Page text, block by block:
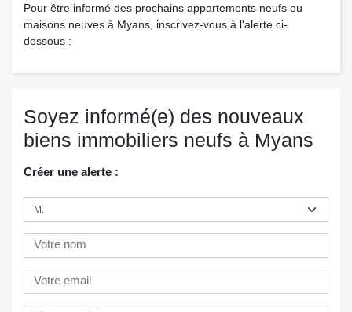
Pour être informé des prochains appartements neufs ou
maisons neuves à Myans, inscrivez-vous à l'alerte ci-
dessous :
Soyez informé(e) des nouveaux
biens immobiliers neufs à Myans
Créer une alerte :